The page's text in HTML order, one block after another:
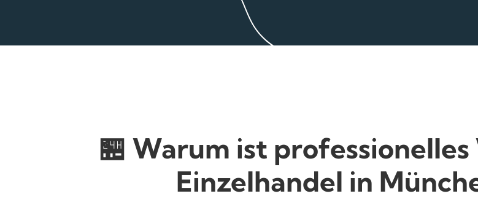
🏪 Warum ist
Einzelhandel in